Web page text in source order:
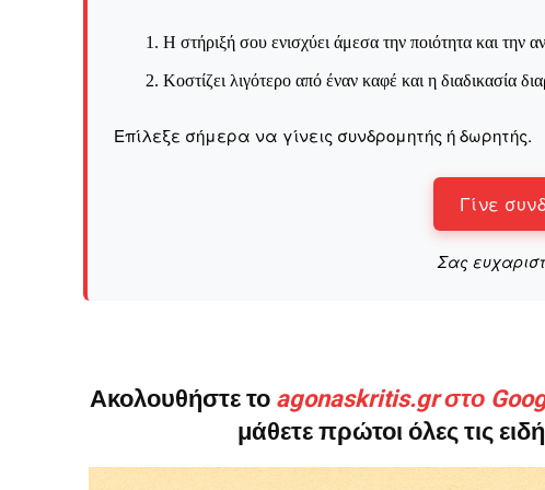
Η στήριξή σου ενισχύει άμεσα την ποιότητα και την
Κοστίζει λιγότερο από έναν καφέ και η διαδικασία
Επίλεξε σήμερα να γίνεις συνδρομητής ή δωρητής.
Γίνε
Σας
Ακολουθήστε το agonaskritis.gr στο
μάθετε πρώτοι όλες τις